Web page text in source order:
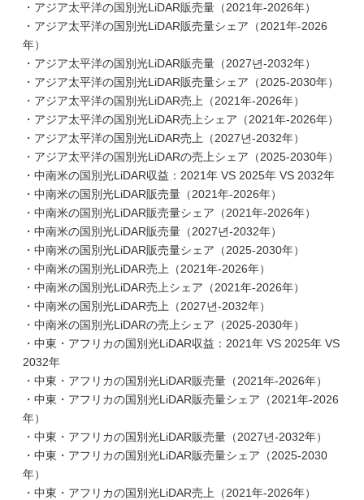
・アジア太平洋の国別光LiDAR販売量（2021年-2026年）
・アジア太平洋の国別光LiDAR販売量シェア（2021年-2026
年）
・アジア太平洋の国別光LiDAR販売量（2027년-2032年）
・アジア太平洋の国別光LiDAR販売量シェア（2025-2030年）
・アジア太平洋の国別光LiDAR売上（2021年-2026年）
・アジア太平洋の国別光LiDAR売上シェア（2021年-2026年）
・アジア太平洋の国別光LiDAR売上（2027년-2032年）
・アジア太平洋の国別光LiDARの売上シェア（2025-2030年）
・中南米の国別光LiDAR収益：2021年 VS 2025年 VS 2032年
・中南米の国別光LiDAR販売量（2021年-2026年）
・中南米の国別光LiDAR販売量シェア（2021年-2026年）
・中南米の国別光LiDAR販売量（2027년-2032年）
・中南米の国別光LiDAR販売量シェア（2025-2030年）
・中南米の国別光LiDAR売上（2021年-2026年）
・中南米の国別光LiDAR売上シェア（2021年-2026年）
・中南米の国別光LiDAR売上（2027년-2032年）
・中南米の国別光LiDARの売上シェア（2025-2030年）
・中東・アフリカの国別光LiDAR収益：2021年 VS 2025年 VS
2032年
・中東・アフリカの国別光LiDAR販売量（2021年-2026年）
・中東・アフリカの国別光LiDAR販売量シェア（2021年-2026
年）
・中東・アフリカの国別光LiDAR販売量（2027년-2032年）
・中東・アフリカの国別光LiDAR販売量シェア（2025-2030
年）
・中東・アフリカの国別光LiDAR売上（2021年-2026年）